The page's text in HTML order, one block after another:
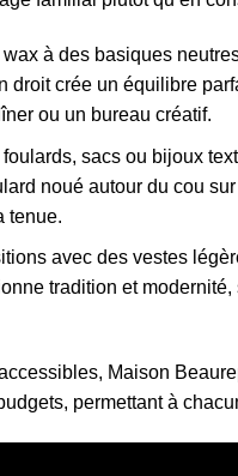
à des basiques
droit crée un équilibre
ou un bureau créatif.
sacs ou bijoux
noué autour du cou
tenue.
avec des vestes
tradition et
Maison
permettant à